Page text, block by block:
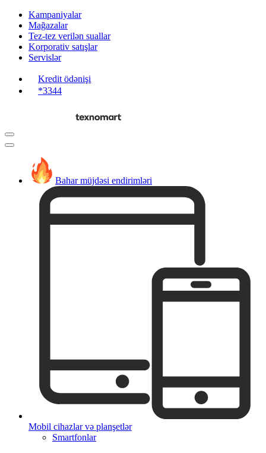
Kampaniyalar
Mağazalar
Tez-tez verilən suallar
Korporativ satışlar
Servislər
Kredit ödənişi
*3344
Bahar müjdəsi endirimləri
Mobil cihazlar və planşetlər
Smartfonlar